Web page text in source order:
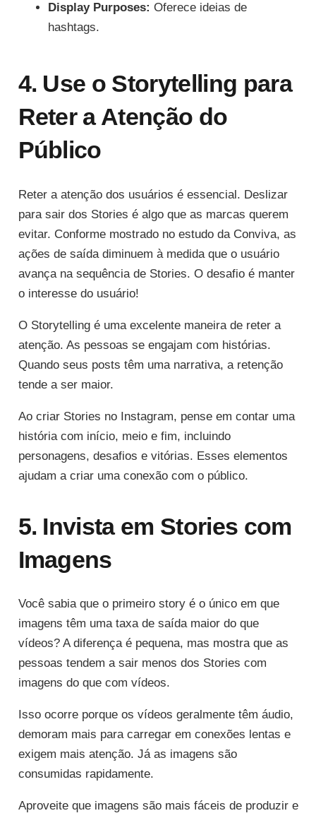
Display Purposes: Oferece ideias de
hashtags.
4. Use o Storytelling para
Reter a Atenção do
Público
Reter a atenção dos usuários é essencial. Deslizar
para sair dos Stories é algo que as marcas querem
evitar. Conforme mostrado no estudo da Conviva, as
ações de saída diminuem à medida que o usuário
avança na sequência de Stories. O desafio é manter
o interesse do usuário!
O Storytelling é uma excelente maneira de reter a
atenção. As pessoas se engajam com histórias.
Quando seus posts têm uma narrativa, a retenção
tende a ser maior.
Ao criar Stories no Instagram, pense em contar uma
história com início, meio e fim, incluindo
personagens, desafios e vitórias. Esses elementos
ajudam a criar uma conexão com o público.
5. Invista em Stories com
Imagens
Você sabia que o primeiro story é o único em que
imagens têm uma taxa de saída maior do que
vídeos? A diferença é pequena, mas mostra que as
pessoas tendem a sair menos dos Stories com
imagens do que com vídeos.
Isso ocorre porque os vídeos geralmente têm áudio,
demoram mais para carregar em conexões lentas e
exigem mais atenção. Já as imagens são
consumidas rapidamente.
Aproveite que imagens são mais fáceis de produzir e